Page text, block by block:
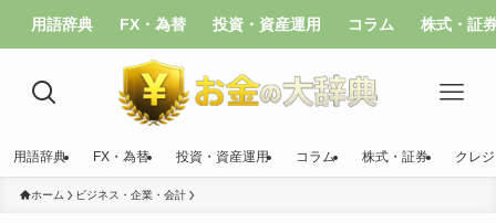
用語辞典 FX・為替 投資・資産運用 コラム 株式・証
用語辞典 FX・為替 投資・資産運用 コラム 株式・証券 クレ
ホーム ビジネス・企業・会計